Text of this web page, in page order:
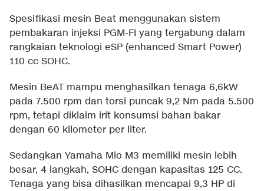
Spesifikasi mesin Beat menggunakan sistem
pembakaran injeksi PGM-FI yang tergabung dalam
rangkaian teknologi eSP (enhanced Smart Power)
110 cc SOHC.
Mesin BeAT mampu menghasilkan tenaga 6,6kW
pada 7.500 rpm dan torsi puncak 9,2 Nm pada 5.500
rpm, tetapi diklaim irit konsumsi bahan bakar
dengan 60 kilometer per liter.
Sedangkan Yamaha Mio M3 memiliki mesin lebih
besar, 4 langkah, SOHC dengan kapasitas 125 CC.
Tenaga yang bisa dihasilkan mencapai 9,3 HP di